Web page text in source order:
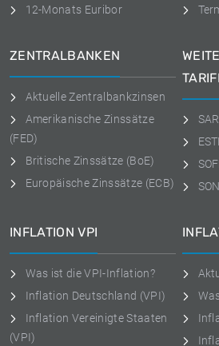
12-Monats Euribor
ZENTRALBANKEN
Aktuelle Zentralbankzinsen
Amerikanische Zinssätze
(FED)
Britische Zinssätze (BoE)
Europäische Zinssätze (ECB)
INFLATION VPI
Was ist die VPI-Inflation?
Inflation Deutschland (VPI)
Inflation Vereinigte Staaten
(VPI)